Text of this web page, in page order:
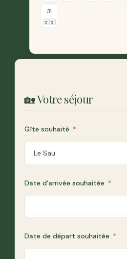
31
C S
🏡 Votre séjour
Gîte souhaité
Date d'arrivée souhaitée
Date de départ souhaitée